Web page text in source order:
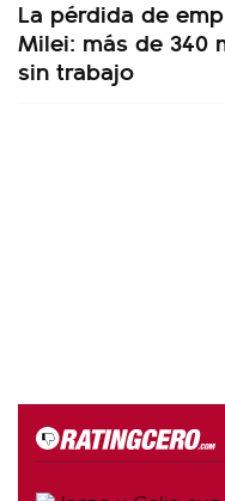
La pérdida de
Milei: más de 340
sin trabajo